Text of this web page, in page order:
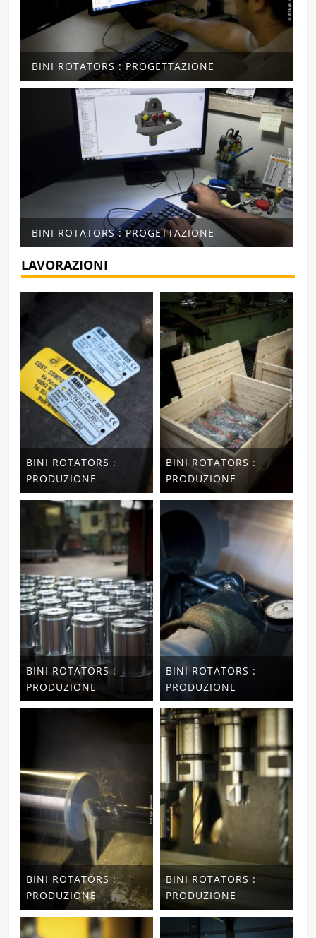
BINI ROTATORS : PROGETTAZIONE
BINI ROTATORS : PROGETTAZIONE
LAVORAZIONI
BINI ROTATORS :
PRODUZIONE
BINI ROTATORS :
PRODUZIONE
BINI ROTATORS :
PRODUZIONE
BINI ROTATORS :
PRODUZIONE
BINI ROTATORS :
PRODUZIONE
BINI ROTATORS :
PRODUZIONE